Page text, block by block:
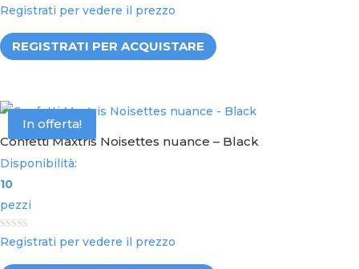
0
o
o
f
Registrati per vedere il prezzo
REGISTRATI PER ACQUISTARE
In offerta!
Confetti Maxtris Noisettes nuance – Black
Disponibilità:
10
pezzi
0
o
Registrati per vedere il prezzo